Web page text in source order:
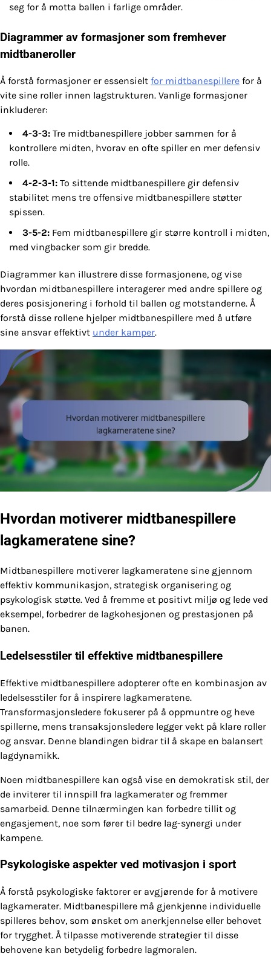
seg for å motta ballen i farlige områder.
Diagrammer av formasjoner som fremhever
midtbaneroller
Å forstå formasjoner er essensielt for midtbanespillere for å
vite sine roller innen lagstrukturen. Vanlige formasjoner
inkluderer:
4-3-3: Tre midtbanespillere jobber sammen for å
kontrollere midten, hvorav en ofte spiller en mer defensiv
rolle.
4-2-3-1: To sittende midtbanespillere gir defensiv
stabilitet mens tre offensive midtbanespillere støtter
spissen.
3-5-2: Fem midtbanespillere gir større kontroll i midten,
med vingbacker som gir bredde.
Diagrammer kan illustrere disse formasjonene, og vise
hvordan midtbanespillere interagerer med andre spillere og
deres posisjonering i forhold til ballen og motstanderne. Å
forstå disse rollene hjelper midtbanespillere med å utføre
sine ansvar effektivt under kamper.
Hvordan motiverer midtbanespillere
lagkameratene sine?
Midtbanespillere motiverer lagkameratene sine gjennom
effektiv kommunikasjon, strategisk organisering og
psykologisk støtte. Ved å fremme et positivt miljø og lede ved
eksempel, forbedrer de lagkohesjonen og prestasjonen på
banen.
Ledelsesstiler til effektive midtbanespillere
Effektive midtbanespillere adopterer ofte en kombinasjon av
ledelsesstiler for å inspirere lagkameratene.
Transformasjonsledere fokuserer på å oppmuntre og heve
spillerne, mens transaksjonsledere legger vekt på klare roller
og ansvar. Denne blandingen bidrar til å skape en balansert
lagdynamikk.
Noen midtbanespillere kan også vise en demokratisk stil, der
de inviterer til innspill fra lagkamerater og fremmer
samarbeid. Denne tilnærmingen kan forbedre tillit og
engasjement, noe som fører til bedre lag-synergi under
kampene.
Psykologiske aspekter ved motivasjon i sport
Å forstå psykologiske faktorer er avgjørende for å motivere
lagkamerater. Midtbanespillere må gjenkjenne individuelle
spilleres behov, som ønsket om anerkjennelse eller behovet
for trygghet. Å tilpasse motiverende strategier til disse
behovene kan betydelig forbedre lagmoralen.